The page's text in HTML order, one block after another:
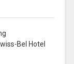
Bel Hotel